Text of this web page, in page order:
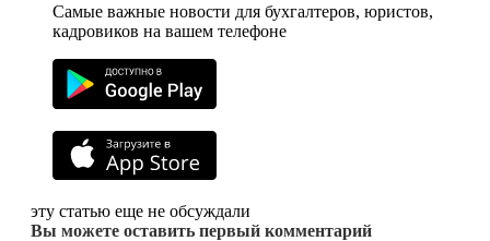
Самые важные новости для бухгалтеров, юристов,
кадровиков на вашем телефоне
эту статью еще не обсуждали
Вы можете оставить первый комментарий